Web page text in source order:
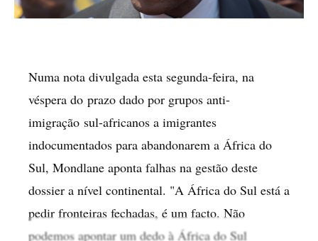
Numa nota divulgada esta segunda-feira, na
véspera do prazo dado por grupos anti-
imigração sul-africanos a imigrantes
indocumentados para abandonarem a África do
Sul, Mondlane aponta falhas na gestão deste
dossier a nível continental. "A África do Sul está a
pedir fronteiras fechadas, é um facto. Não
podemos apontar um dedo à África do Sul